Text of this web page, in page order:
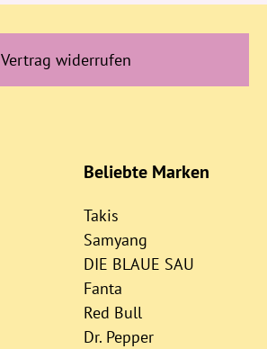
Vertrag widerrufen
Beliebte Marken
Takis
Samyang
DIE BLAUE SAU
Fanta
Red Bull
Dr. Pepper